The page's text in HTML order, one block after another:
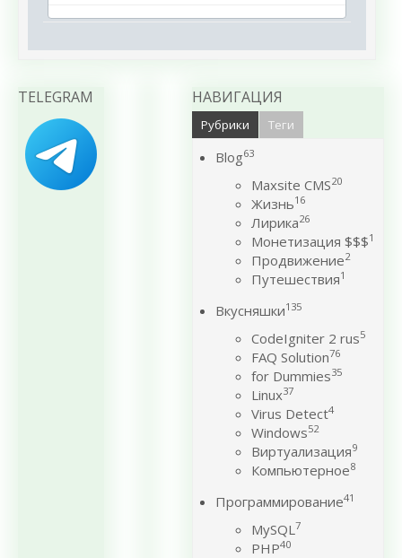
TELEGRAM НАВИГАЦИЯ
Рубрики Теги
Blog63
Maxsite CMS20
Жизнь16
Лирика26
Монетизация $$$1
Продвижение2
Путешествия1
Вкусняшки135
CodeIgniter 2 rus5
FAQ Solution76
for Dummies35
Linux37
Virus Detect4
Windows52
Виртуализация9
Компьютерное8
Программирование41
MySQL7
PHP40